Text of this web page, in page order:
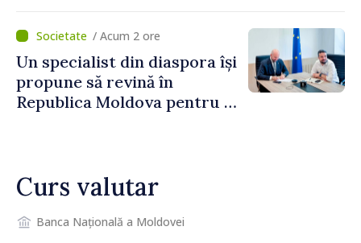
/ Acum 2 ore
Un specialist din diaspora își
propune să revină în
Republica Moldova pentru a
Curs valutar
Banca Națională a Moldovei